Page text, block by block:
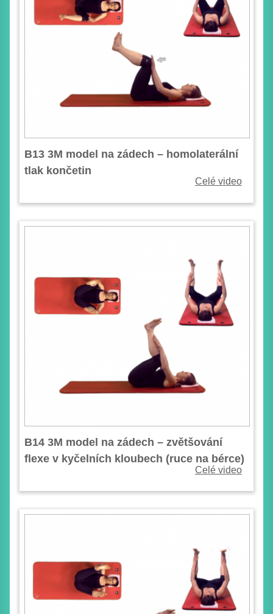
B13 3M model na zádech – homolaterální
tlak končetin
Celé video
B14 3M model na zádech – zvětšování
flexe v kyčelních kloubech (ruce na bérce)
Celé video